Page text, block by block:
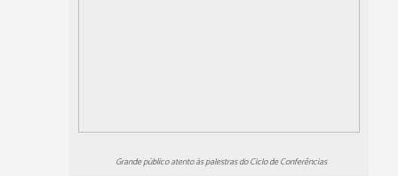
Grande público atento às palestras do Ciclo de Conferências